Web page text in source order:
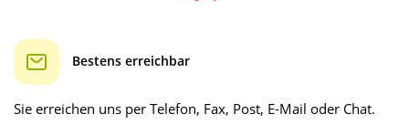
Bestens erreichbar
Sie erreichen uns per Telefon, Fax, Post, E-Mail oder Chat.